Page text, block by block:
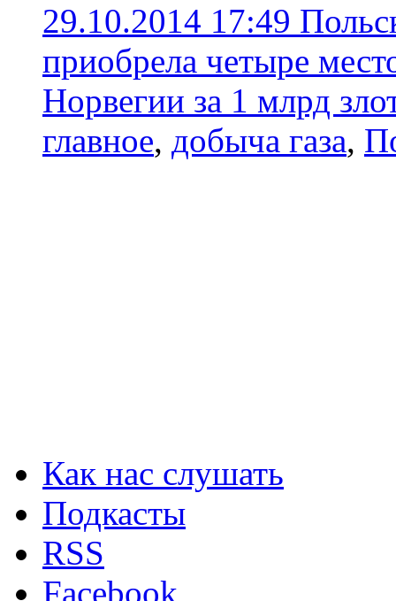
29.10.2014 17:49
приобрела четыре
Норвегии за 1 млрд
главное, добыча газа,
Как нас слушать
Подкасты
RSS
Facebook